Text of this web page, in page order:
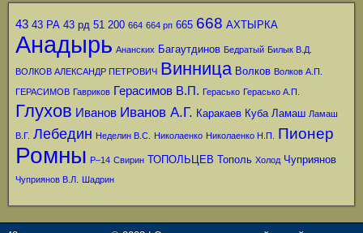
43 43 РА 43 рд 51 200 664 664 рп 665 668 АХТЫРКА
Анадырь Ананских Багаутдинов Бедратый Билык В.Д.
ВОЛКОВ АЛЕКСАНДР ПЕТРОВИЧ Винница Волков Волков А.П.
ГЕРАСИМОВ Гавриков Герасимов В.П. Герасько Герасько А.П.
Глухов Иванов Иванов А.Г. Каракаев Куба Ламаш Ламаш
В.Г. Лебедин Неделин В.С. Николаенко Николаенко Н.П. Пионер
Ромны Р–14 Свирин ТОПОЛЬЦЕВ Тополь Холод Чуприянов
Чуприянов В.Л. Шадрин